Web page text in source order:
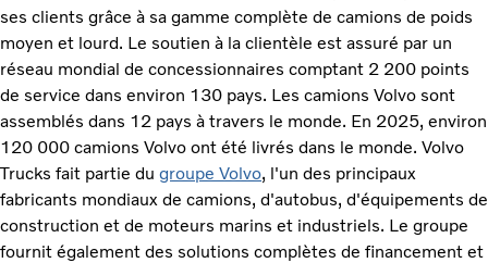
ses clients grâce à sa gamme complète de camions de poids
moyen et lourd. Le soutien à la clientèle est assuré par un
réseau mondial de concessionnaires comptant 2 200 points
de service dans environ 130 pays. Les camions Volvo sont
assemblés dans 12 pays à travers le monde. En 2025, environ
120 000 camions Volvo ont été livrés dans le monde. Volvo
Trucks fait partie du groupe Volvo, l'un des principaux
fabricants mondiaux de camions, d'autobus, d'équipements de
construction et de moteurs marins et industriels. Le groupe
fournit également des solutions complètes de financement et